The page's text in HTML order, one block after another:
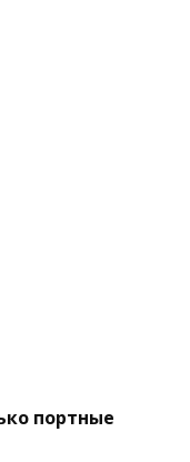
портные